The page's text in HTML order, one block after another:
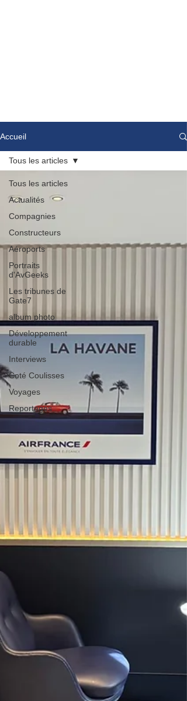
Accueil
Tous les articles
Actualités
Compagnies
Constructeurs
Aéroports
Portraits
d'AvGeeks
Les tribunes de
Gate7
album photo
Développement
durable
Interviews
Coté Coulisses
Voyages
Reportages
Tous les articles